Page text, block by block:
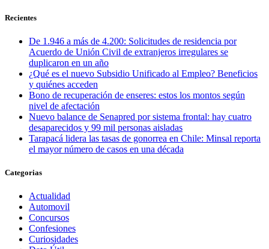
Recientes
De 1.946 a más de 4.200: Solicitudes de residencia por
Acuerdo de Unión Civil de extranjeros irregulares se
duplicaron en un año
¿Qué es el nuevo Subsidio Unificado al Empleo? Beneficios
y quiénes acceden
Bono de recuperación de enseres: estos los montos según
nivel de afectación
Nuevo balance de Senapred por sistema frontal: hay cuatro
desaparecidos y 99 mil personas aisladas
Tarapacá lidera las tasas de gonorrea en Chile: Minsal reporta
el mayor número de casos en una década
Categorias
Actualidad
Automovil
Concursos
Confesiones
Curiosidades